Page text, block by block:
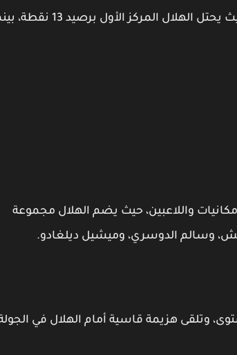
ويسعى الهلال إلى الفوز بالمباراة وحسم صدارة المجموعة، حيث يحتل الهلال المركز الأول
واللاعبين، حيث يضم الهلال مجموعة
وسالم الدوسري، وميشيل ديلغادو.
وتلقى هزيمة قاسية أمام الهلال في